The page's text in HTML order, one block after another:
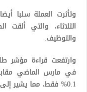
وتأثرت العملة سلبا
الثلاثاء، والتي
والتوظيف.
في مارس الماضي مقابل
0.1% فقط، مما يشير إلى ارتفاع أقل بواقع 1.1%.